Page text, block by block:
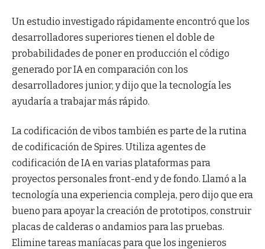
Un estudio investigado rápidamente encontró que los
desarrolladores superiores tienen el doble de
probabilidades de poner en producción el código
generado por IA en comparación con los
desarrolladores junior, y dijo que la tecnología les
ayudaría a trabajar más rápido.
La codificación de vibos también es parte de la rutina
de codificación de Spires. Utiliza agentes de
codificación de IA en varias plataformas para
proyectos personales front-end y de fondo. Llamó a la
tecnología una experiencia compleja, pero dijo que era
bueno para apoyar la creación de prototipos, construir
placas de calderas o andamios para las pruebas.
Elimine tareas maníacas para que los ingenieros